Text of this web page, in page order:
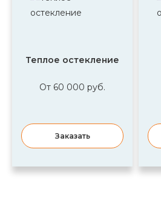
Теплое остекление
От 60 000 руб.
Заказать